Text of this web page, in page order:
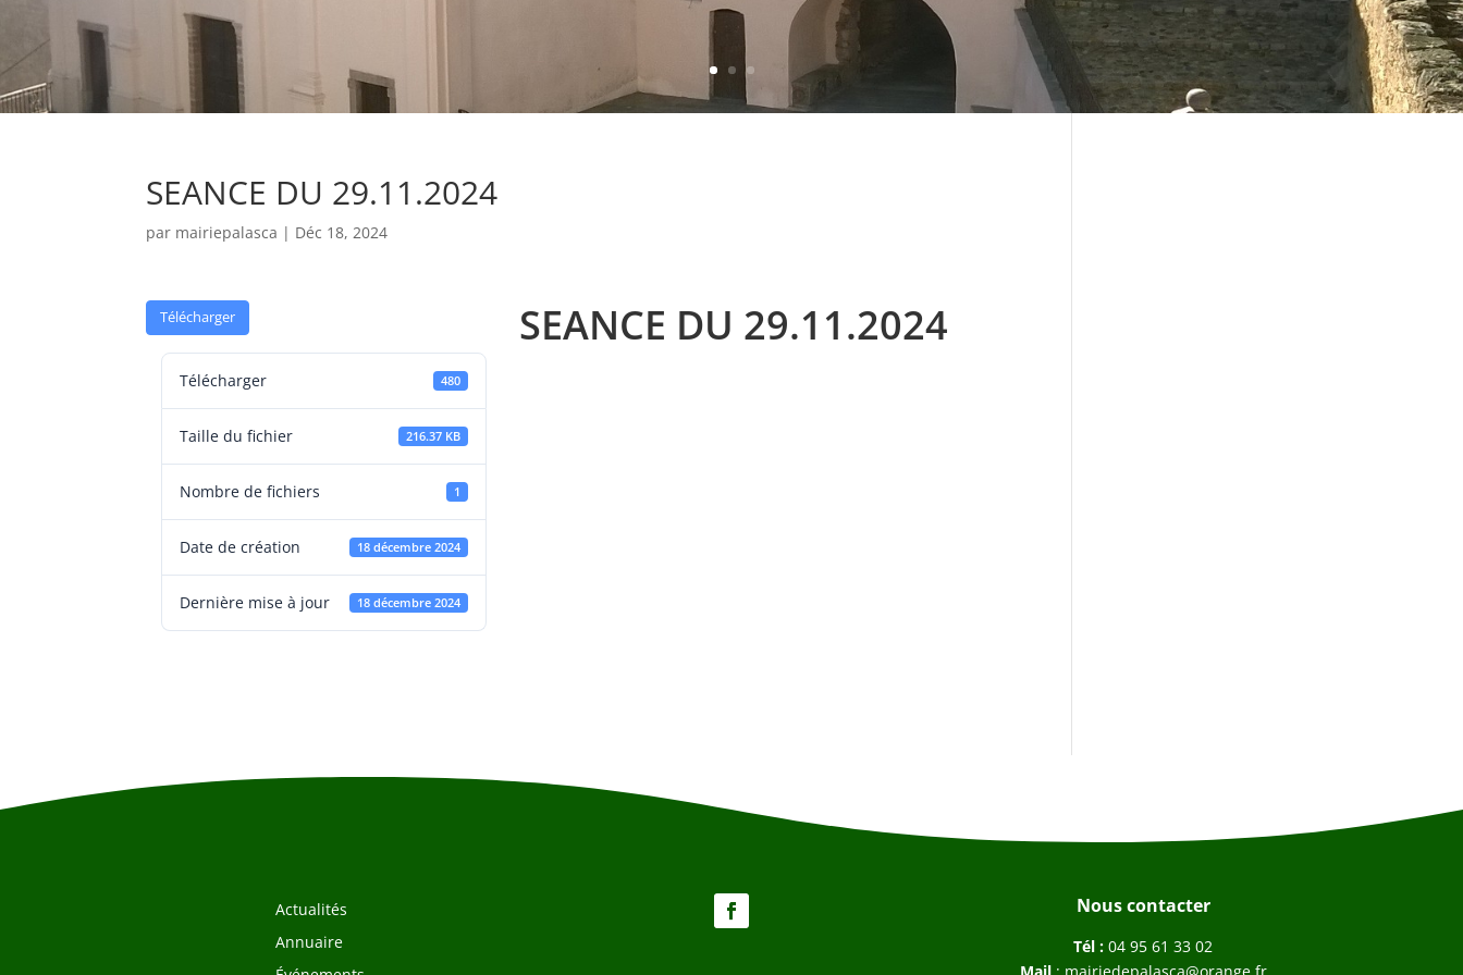
SEANCE DU 29.11.2024
par mairiepalasca | Déc 18, 2024
Télécharger
Télécharger 480
Taille du fichier 216.37 KB
Nombre de fichiers 1
Date de création 18 décembre 2024
Dernière mise à jour 18 décembre 2024
SEANCE DU 29.11.2024
Actualités
Annuaire
Nous contacter
Tél :04 95 61 33 02